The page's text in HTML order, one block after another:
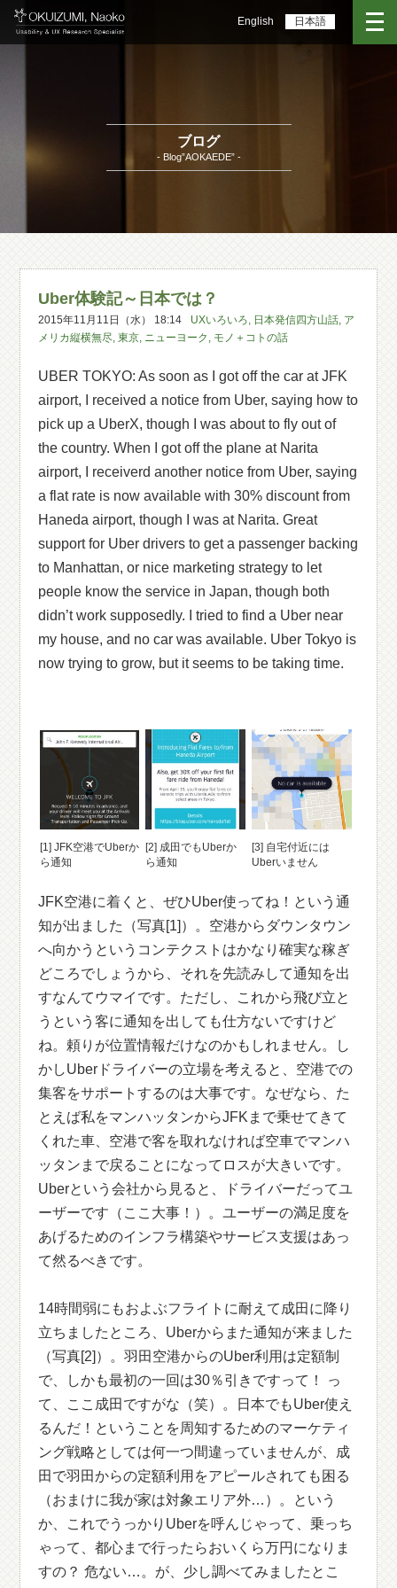
English 日本語
ブログ
- Blog”AOKAEDE” -
Uber体験記～日本では？
2015年11月11日（水） 18:14 UXいろいろ, 日本発信四方山話, ア
メリカ縦横無尽,東京, ニューヨーク , モノ＋コトの話
UBER TOKYO: As soon as I got off the car at JFK
airport, I received a notice from Uber, saying how to
pick up a UberX, though I was about to fly out of
the country. When I got off the plane at Narita
airport, I receiverd another notice from Uber, saying
a flat rate is now available with 30% discount from
Haneda airport, though I was at Narita. Great
support for Uber drivers to get a passenger backing
to Manhattan, or nice marketing strategy to let
people know the service in Japan, though both
didn’t work supposedly. I tried to find a Uber near
my house, and no car was available. Uber Tokyo is
now trying to grow, but it seems to be taking time.
[1] JFK空港でUberか
ら通知
[2] 成田でもUberか
ら通知
[3] 自宅付近には
Uberいません
JFK空港に着くと、ぜひUber使ってね！という通
知が出ました（写真[1]）。空港からダウンタウン
へ向かうというコンテクストはかなり確実な稼ぎ
どころでしょうから、それを先読みして通知を出
すなんてウマイです。ただし、これから飛び立と
うという客に通知を出しても仕方ないですけど
ね。頼りが位置情報だけなのかもしれません。し
かしUberドライバーの立場を考えると、空港での
集客をサポートするのは大事です。なぜなら、た
とえば私をマンハッタンからJFKまで乗せてきて
くれた車、空港で客を取れなければ空車でマンハ
ッタンまで戻ることになってロスが大きいです。
Uberという会社から見ると、ドライバーだってユ
ーザーです（ここ大事！）。ユーザーの満足度を
あげるためのインフラ構築やサービス支援はあっ
て然るべきです。
14時間弱にもおよぶフライトに耐えて成田に降り
立ちましたところ、Uberからまた通知が来ました
（写真[2]）。羽田空港からのUber利用は定額制
で、しかも最初の一回は30％引きですって！ っ
て、ここ成田ですがな（笑）。日本でもUber使え
るんだ！ということを周知するためのマーケティ
ング戦略としては何一つ間違っていませんが、成
田で羽田からの定額利用をアピールされても困る
（おまけに我が家は対象エリア外…）。という
か、これでうっかりUberを呼んじゃって、乗っち
ゃって、都心まで行ったらおいくら万円になりま
すの？ 危ない…。が、少し調べてみましたとこ